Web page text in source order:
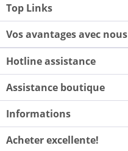
Top Links
Vos avantages avec nous
Hotline assistance
Assistance boutique
Informations
Acheter excellente!